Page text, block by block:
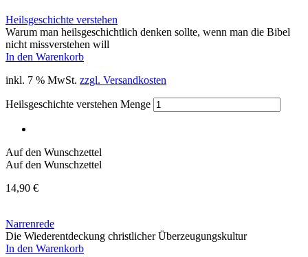
Heilsgeschichte verstehen
Warum man heilsgeschichtlich denken sollte, wenn man die Bibel
nicht missverstehen will
In den Warenkorb
inkl. 7 % MwSt. zzgl. Versandkosten
Heilsgeschichte verstehen Menge
Auf den Wunschzettel
Auf den Wunschzettel
14,90 €
Narrenrede
Die Wiederentdeckung christlicher Überzeugungskultur
In den Warenkorb